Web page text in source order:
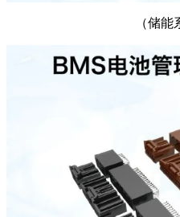
（储能